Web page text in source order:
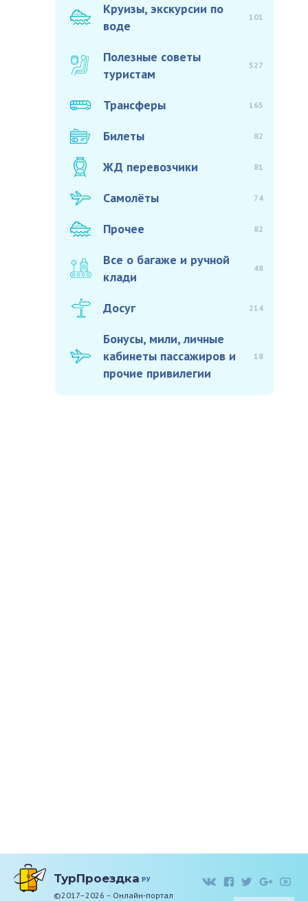
Круизы, экскурсии по
воде
101
Полезные советы
туристам
527
Трансферы 165
Билеты 82
ЖД перевозчики 81
Самолёты 74
Прочее 82
Все о багаже и ручной
клади
48
Досуг 214
Бонусы, мили, личные
кабинеты пассажиров и
прочие привилегии
18
ТурПроездка ру
©2017–2026 – Онлайн-портал